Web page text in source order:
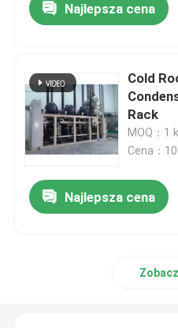
Najlepsza cena
Cold
Rack
MOQ：1
Cena：
Najlepsza cena